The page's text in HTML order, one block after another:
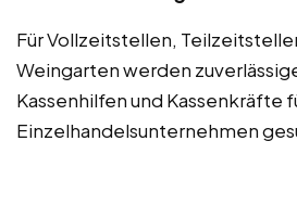
Für Vollzeitstellen,
Weingarten werden
Kassenhilfen und Kassenkräfte
Einzelhandelsunternehmen